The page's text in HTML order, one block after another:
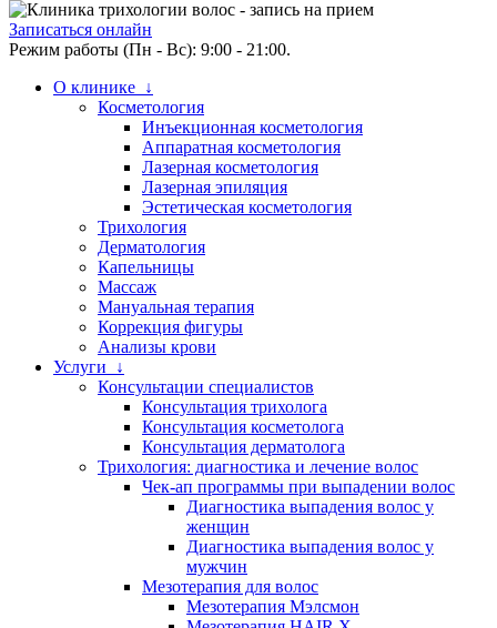
Записаться онлайн
Режим работы (Пн - Вс): 9:00 - 21:00.
О клинике ↓
Косметология
Инъекционная косметология
Аппаратная косметология
Лазерная косметология
Лазерная эпиляция
Эстетическая косметология
Трихология
Дерматология
Капельницы
Массаж
Мануальная терапия
Коррекция фигуры
Анализы крови
Услуги ↓
Консультации специалистов
Консультация трихолога
Консультация косметолога
Консультация дерматолога
Трихология: диагностика и лечение волос
Чек-ап программы при выпадении волос
Диагностика выпадения волос у
женщин
Диагностика выпадения волос у
мужчин
Мезотерапия для волос
Мезотерапия Мэлсмон